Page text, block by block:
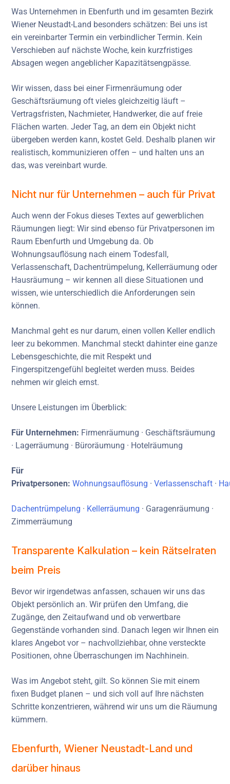
Was Unternehmen in Ebenfurth und im gesamten Bezirk
Wiener Neustadt-Land besonders schätzen: Bei uns ist
ein vereinbarter Termin ein verbindlicher Termin. Kein
Verschieben auf nächste Woche, kein kurzfristiges
Absagen wegen angeblicher Kapazitätsengpässe.
Wir wissen, dass bei einer Firmenräumung oder
Geschäftsräumung oft vieles gleichzeitig läuft –
Vertragsfristen, Nachmieter, Handwerker, die auf freie
Flächen warten. Jeder Tag, an dem ein Objekt nicht
übergeben werden kann, kostet Geld. Deshalb planen wir
realistisch, kommunizieren offen – und halten uns an
das, was vereinbart wurde.
Nicht nur für Unternehmen – auch für Privat
Auch wenn der Fokus dieses Textes auf gewerblichen
Räumungen liegt: Wir sind ebenso für Privatpersonen im
Raum Ebenfurth und Umgebung da. Ob
Wohnungsauflösung nach einem Todesfall,
Verlassenschaft, Dachentrümpelung, Kellerräumung oder
Hausräumung – wir kennen all diese Situationen und
wissen, wie unterschiedlich die Anforderungen sein
können.
Manchmal geht es nur darum, einen vollen Keller endlich
leer zu bekommen. Manchmal steckt dahinter eine ganze
Lebensgeschichte, die mit Respekt und
Fingerspitzengefühl begleitet werden muss. Beides
nehmen wir gleich ernst.
Unsere Leistungen im Überblick:
Für Unternehmen: Firmenräumung · Geschäftsräumung
· Lagerräumung · Büroräumung · Hotelräumung
Für
Privatpersonen: Wohnungsauflösung · Verlassenschaft ·
Dachentrümpelung · Kellerräumung · Garagenräumung ·
Zimmerräumung
Transparente Kalkulation – kein Rätselraten
beim Preis
Bevor wir irgendetwas anfassen, schauen wir uns das
Objekt persönlich an. Wir prüfen den Umfang, die
Zugänge, den Zeitaufwand und ob verwertbare
Gegenstände vorhanden sind. Danach legen wir Ihnen ein
klares Angebot vor – nachvollziehbar, ohne versteckte
Positionen, ohne Überraschungen im Nachhinein.
Was im Angebot steht, gilt. So können Sie mit einem
fixen Budget planen – und sich voll auf Ihre nächsten
Schritte konzentrieren, während wir uns um die Räumung
kümmern.
Ebenfurth, Wiener Neustadt-Land und
darüber hinaus